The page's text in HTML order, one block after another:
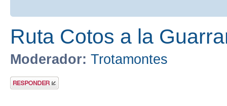
Ruta Cotos a la
Moderador: Trotamontes
Publicar una
respuesta